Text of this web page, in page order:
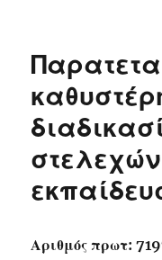
στελεχών
Αριθμός πρωτ: